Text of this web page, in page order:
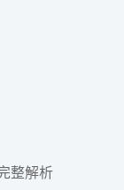
整解析